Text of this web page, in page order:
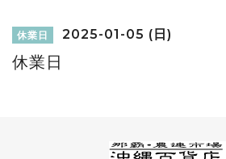
休業日 2025-01-05 (日)
休業日